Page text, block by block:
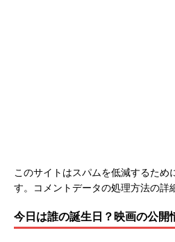
このサイトはスパムを低減するため
す。 コメントデータの処理方法の詳
今日は誰の誕生日？映画の公開